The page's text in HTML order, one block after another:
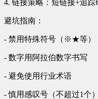
4. 链接策略：短链接+追踪
避坑指南：
- 禁用特殊符号（※★等）
- 数字用阿拉伯数字书写
- 避免使用行业术语
- 慎用感叹号（不超过1个）